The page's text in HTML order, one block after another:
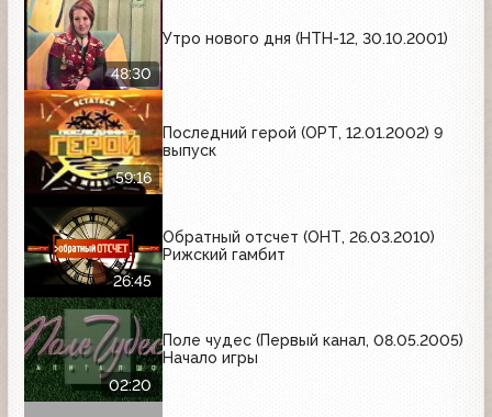
48:30
Утро нового дня (НТН-12, 30.10.2001)
59:16
Последний герой (ОРТ, 12.01.2002) 9
выпуск
26:45
Обратный отсчет (ОНТ, 26.03.2010)
Рижский гамбит
02:20
Поле чудес (Первый канал, 08.05.2005)
Начало игры